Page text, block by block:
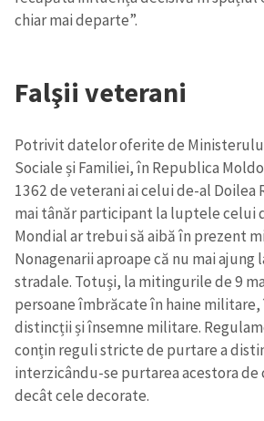
chiar mai departe”.
Falşii veterani
Potrivit datelor oferite de
Sociale și Familiei, în Republica
1362 de veterani ai celui de-al Doilea
mai tânăr participant la luptele celui
Mondial ar trebui să aibă în prezent
Nonagenarii aproape că nu mai ajung
stradale. Totuși, la mitingurile de 9
persoane îmbrăcate în haine
distincții și însemne militare.
conțin reguli stricte de purtare a
interzicându-se purtarea acestora de
decât cele decorate.